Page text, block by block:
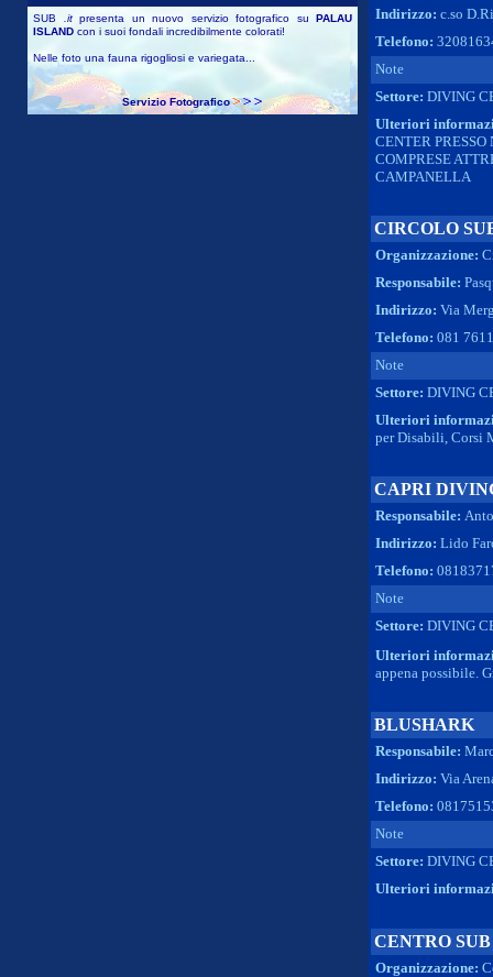
SUB .itpresenta un nuovo servizio fotografico su PALAU
ISLAND con i suoi fondali incredibilmente colorati!
Nelle foto una fauna rigogliosi e variegata...
Servizio Fotografico
Indirizzo: c.so
Telefono:
Note
Settore: DIVING
Ulteriori
CENTER
COMPRESE
CAMPANELLA
CIRCOLO
Organizzazione:
Responsabile:
Indirizzo: Via
Telefono: 081
Note
Settore: DIVING
Ulteriori
per Disabili, Corsi
CAPRI
Responsabile:
Indirizzo: Lido
Telefono:
Note
Settore: DIVING
Ulteriori
appena possibile.
BLUSHARK
Responsabile:
Indirizzo: Via
Telefono:
Note
Settore: DIVING
Ulteriori
CENTRO
Organizzazione: